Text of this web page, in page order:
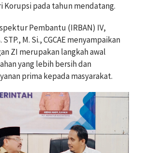
Korupsi pada tahun mendatang.
Pembantu (IRBAN) IV,
M. Si., CGCAE menyampaikan
ZI merupakan langkah awal
yang lebih bersih dan
prima kepada masyarakat.